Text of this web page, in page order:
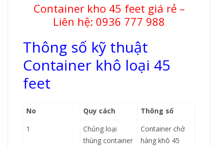
Container kho 45 feet giá rẻ –
Liên hệ: 0936 777 988
Thông số kỹ thuật
Container khô loại 45
feet
No Quy cách
Thông số
1
Chủng loại
thùng container
Container chở
hàng khô 45